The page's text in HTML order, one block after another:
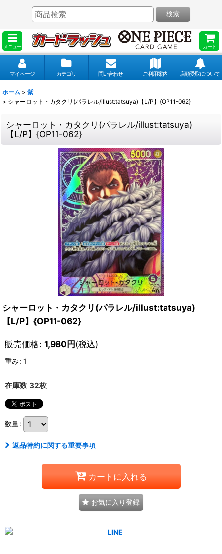
メニュー カート
検索
マイページ カテゴリ 問い合わせ ご利用案内 店頭受取について
ホーム > 紫
> シャーロット・カタクリ(パラレル/illust:tatsuya)【L/P】{OP11-062}
シャーロット・カタクリ(パラレル/illust:tatsuya)
【L/P】{OP11-062}
シャーロット・カタクリ(パラレル/illust:tatsuya)
【L/P】{OP11-062}
販売価格: 1,980円(税込)
重み: 1
在庫数 32枚
数量:
返品特約に関する重要事項
カートに入れる
お気に入り登録